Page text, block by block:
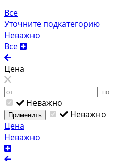
Все
Уточните подкатегорию
Неважно
Все
Цена
Неважно
Применить
Неважно
Цена
Неважно